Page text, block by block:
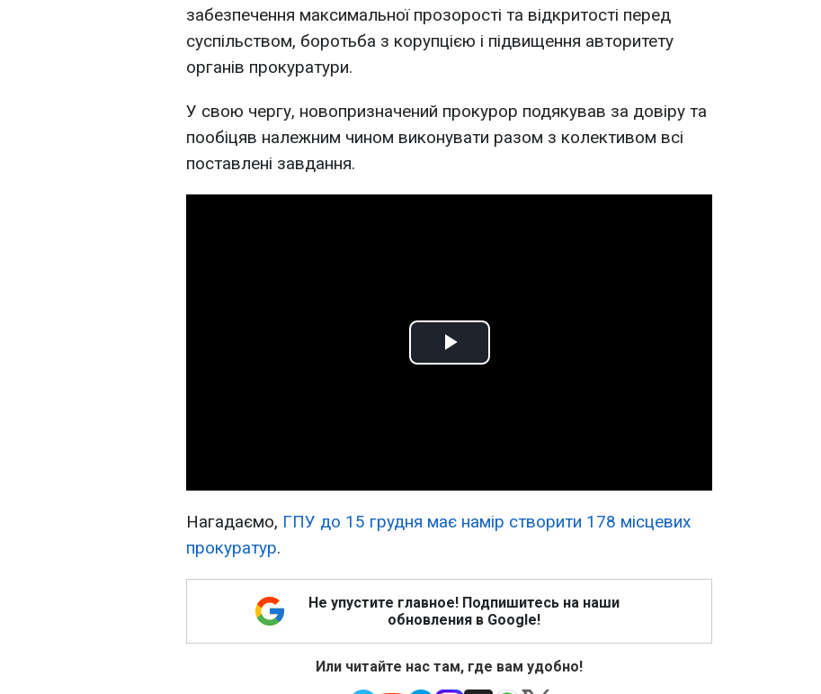
забезпечення максимальної прозорості та відкритості перед
суспільством, боротьба з корупцією і підвищення авторитету
органів прокуратури.
У свою чергу, новопризначений прокурор подякував за довіру та
пообіцяв належним чином виконувати разом з колективом всі
поставлені завдання.
Play
Нагадаємо, ГПУ до 15 грудня має намір створити 178 місцевих
прокуратур.
Не упустите главное! Подпишитесь на наши
обновления в Google!
Или читайте нас там, где вам удобно!